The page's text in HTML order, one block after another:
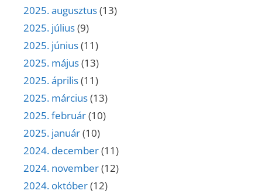
2025. augusztus(13)
2025. július(9)
2025. június(11)
2025. május(13)
2025. április(11)
2025. március(13)
2025. február(10)
2025. január(10)
2024. december(11)
2024. november(12)
2024. október(12)